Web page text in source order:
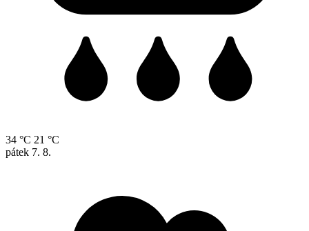
34 °C 21 °C
pátek 7. 8.